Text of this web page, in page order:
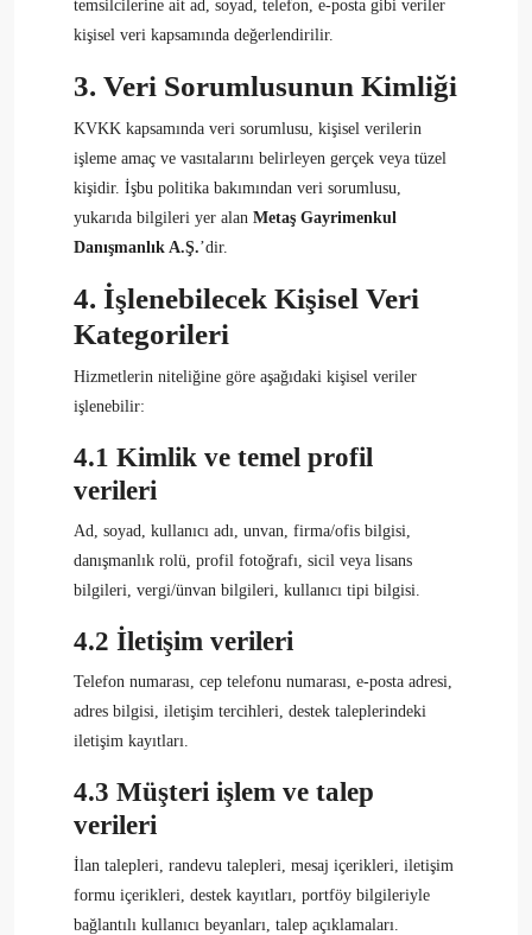
temsilcilerine ait ad, soyad, telefon, e-posta gibi veriler
kişisel veri kapsamında değerlendirilir.
3. Veri Sorumlusunun Kimliği
KVKK kapsamında veri sorumlusu, kişisel verilerin
işleme amaç ve vasıtalarını belirleyen gerçek veya tüzel
kişidir. İşbu politika bakımından veri sorumlusu,
yukarıda bilgileri yer alan Metaş Gayrimenkul
Danışmanlık A.Ş.’dir.
4. İşlenebilecek Kişisel Veri
Kategorileri
Hizmetlerin niteliğine göre aşağıdaki kişisel veriler
işlenebilir:
4.1 Kimlik ve temel profil
verileri
Ad, soyad, kullanıcı adı, unvan, firma/ofis bilgisi,
danışmanlık rolü, profil fotoğrafı, sicil veya lisans
bilgileri, vergi/ünvan bilgileri, kullanıcı tipi bilgisi.
4.2 İletişim verileri
Telefon numarası, cep telefonu numarası, e-posta adresi,
adres bilgisi, iletişim tercihleri, destek taleplerindeki
iletişim kayıtları.
4.3 Müşteri işlem ve talep
verileri
İlan talepleri, randevu talepleri, mesaj içerikleri, iletişim
formu içerikleri, destek kayıtları, portföy bilgileriyle
bağlantılı kullanıcı beyanları, talep açıklamaları.